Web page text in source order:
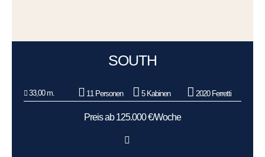
SOUTH
33,00 m. 11 Personen 5 Kabinen 2020 Ferretti
Preis ab 125.000 €/Woche